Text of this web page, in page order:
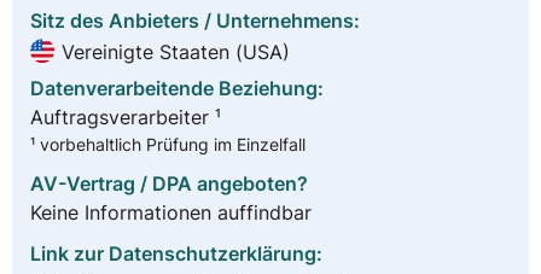
Sitz des Anbieters / Unternehmens:
Vereinigte Staaten (USA)
Datenverarbeitende Beziehung:
Auftragsverarbeiter ¹
¹ vorbehaltlich Prüfung im Einzelfall
AV-Vertrag / DPA angeboten?
Keine Informationen auffindbar
Link zur Datenschutzerklärung: